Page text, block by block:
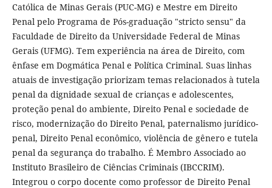
Católica de Minas Gerais (PUC-MG) e Mestre em Direito
Penal pelo Programa de Pós-graduação "stricto sensu" da
Faculdade de Direito da Universidade Federal de Minas
Gerais (UFMG). Tem experiência na área de Direito, com
ênfase em Dogmática Penal e Política Criminal. Suas linhas
atuais de investigação priorizam temas relacionados à tutela
penal da dignidade sexual de crianças e adolescentes,
proteção penal do ambiente, Direito Penal e sociedade de
risco, modernização do Direito Penal, paternalismo jurídico-
penal, Direito Penal econômico, violência de gênero e tutela
penal da segurança do trabalho. É Membro Associado ao
Instituto Brasileiro de Ciências Criminais (IBCCRIM).
Integrou o corpo docente como professor de Direito Penal